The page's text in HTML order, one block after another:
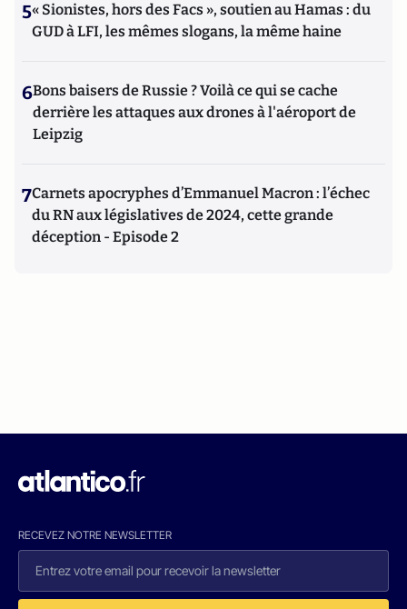
5« Sionistes, hors des Facs », soutien au Hamas : du
GUD à LFI, les mêmes slogans, la même haine
6Bons baisers de Russie ? Voilà ce qui se cache
derrière les attaques aux drones à l'aéroport de
Leipzig
7Carnets apocryphes d’Emmanuel Macron : l’échec
du RN aux législatives de 2024, cette grande
déception - Episode 2
RECEVEZ NOTRE NEWSLETTER